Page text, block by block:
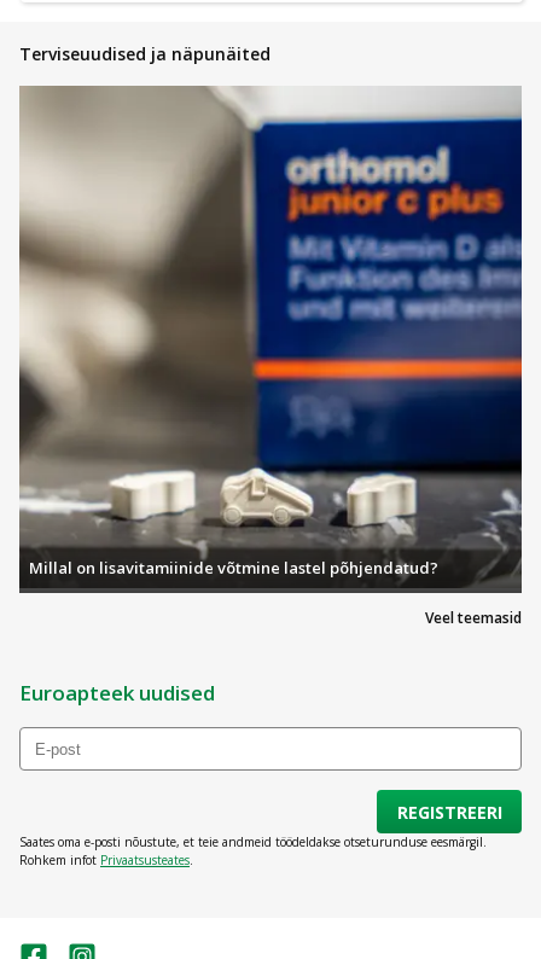
Terviseuudised ja näpunäited
Veel teemasid
Millal on lisavitamiinide võtmine lastel põhjendatud?
Euroapteek uudised
REGISTREERI
Saates oma e-posti nõustute, et teie andmeid töödeldakse otseturunduse eesmärgil.
Rohkem infot Privaatsusteates.